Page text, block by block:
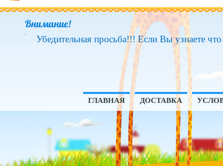
Внимание!
Убедительная просьба!!! Если Вы узнаете
ГЛАВНАЯ ДОСТАВКА